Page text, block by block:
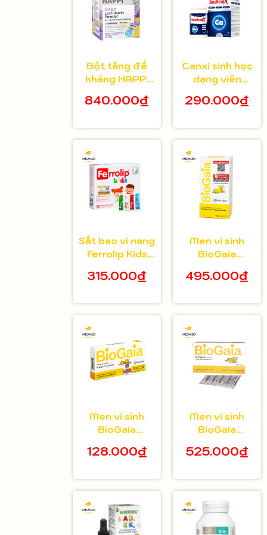
Bột tăng đề
kháng HAPPi
Baby Úc cho
tuổi
840.000₫
Canxi sinh học
dạng viên
bé từ 8 tuổi 30
290.000₫
Sắt bao vi nang
Ferrolip Kids
tuổi hộp 20 gói
315.000₫
Men vi sinh
BioGaia
bé 5ml
495.000₫
Men vi sinh
BioGaia
viên hộp 10
128.000₫
Men vi sinh
BioGaia
bột hộp 30 gói
525.000₫